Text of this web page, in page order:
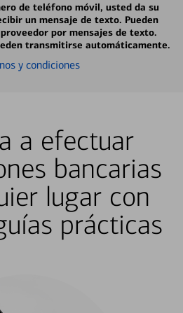
de teléfono móvil, usted da su
un mensaje de texto. Pueden
por mensajes de texto.
transmitirse automáticamente.
y condiciones
a efectuar
bancarias
lugar con
prácticas